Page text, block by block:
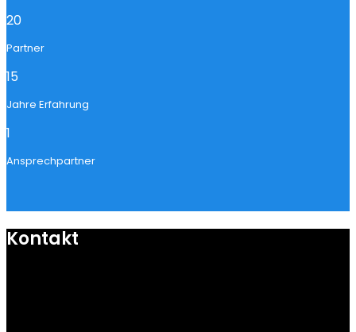
20
Partner
15
Jahre Erfahrung
1
Ansprechpartner
Kontakt